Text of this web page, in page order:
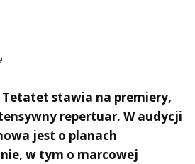
stawia na premiery,
repertuar. W audycji
jest o planach
w tym o marcowej